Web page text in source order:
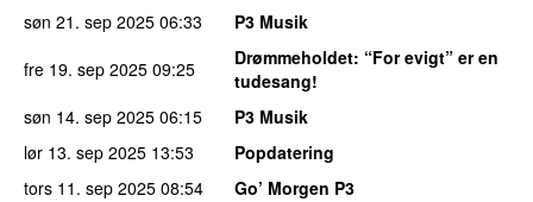
søn 21. sep 2025 06:33
P3 Musik
fre 19. sep 2025 09:25 Drømmeholdet: “For evigt” er en
tudesang!
søn 14. sep 2025 06:15
P3 Musik
lør 13. sep 2025 13:53
Popdatering
tors 11. sep 2025 08:54
Go’ Morgen P3